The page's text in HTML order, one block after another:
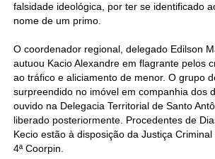
falsidade ideológica, por ter se identificado
nome de um primo.
O coordenador regional, delegado Edilson
autuou Kacio Alexandre em flagrante pelos
ao tráfico e aliciamento de menor. O grupo
surpreendido no imóvel em companhia dos
ouvido na Delegacia Territorial de Santo
liberado posteriormente. Procedentes de
Kecio estão à disposição da Justiça
4ª Coorpin.